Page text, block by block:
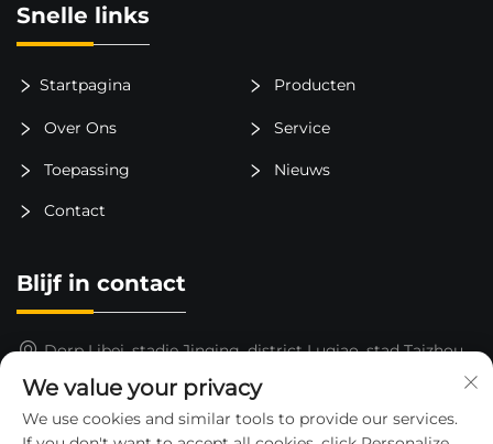
Snelle links
Startpagina Producten
Over Ons Service
Toepassing Nieuws
Contact
Blijf in contact
Dorp Libei, stadje Jinqing, district Luqiao, stad Taizhou,
15325652000
We value your privacy
We use cookies and similar tools to provide our services.